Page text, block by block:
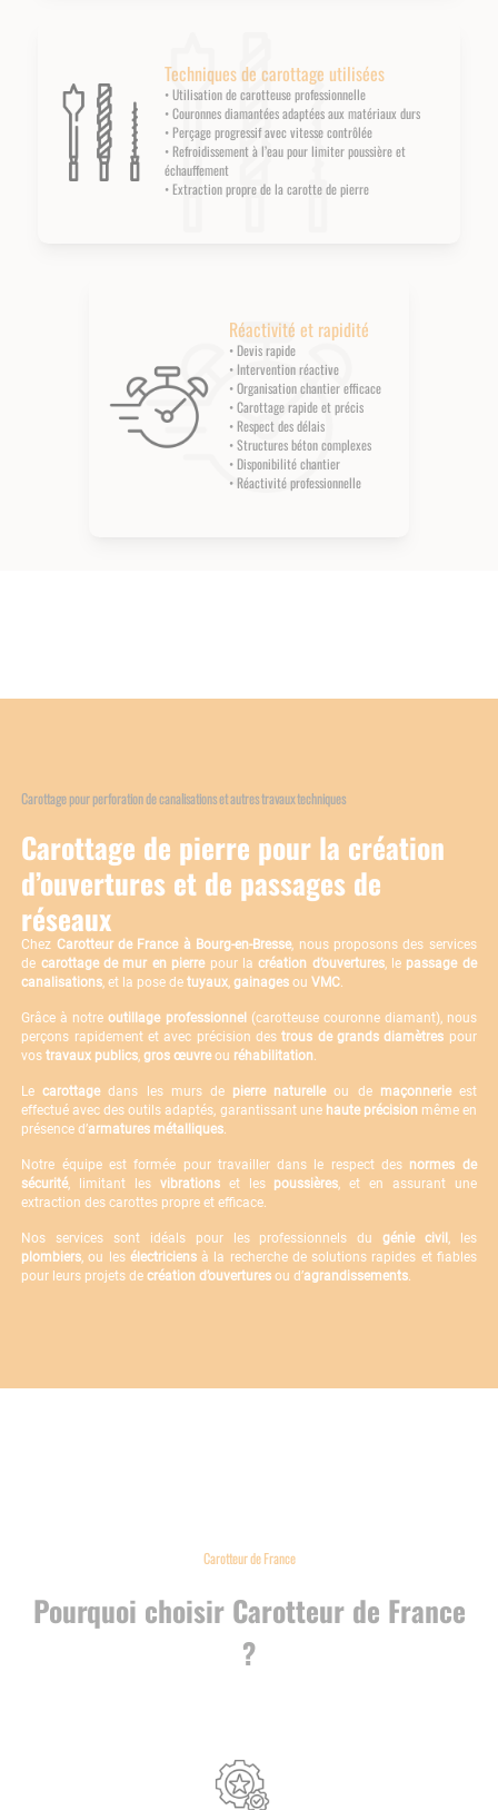
Techniques de carottage utilisées
• Utilisation de carotteuse professionnelle
• Couronnes diamantées adaptées aux matériaux durs
• Perçage progressif avec vitesse contrôlée
• Refroidissement à l’eau pour limiter poussière et
échauffement
• Extraction propre de la carotte de pierre
Réactivité et rapidité
• Devis rapide
• Intervention réactive
• Organisation chantier efficace
• Carottage rapide et précis
• Respect des délais
• Structures béton complexes
• Disponibilité chantier
• Réactivité professionnelle
Carottage pour perforation de canalisations et autres travaux techniques
Carottage de pierre pour la création
d’ouvertures et de passages de
réseaux
Chez Carotteur de France à Bourg-en-Bresse, nous proposons des services
de carottage de mur en pierrepour lacréation d’ouvertures, le passage de
canalisations, et la pose detuyaux,gainages ouVMC.
Grâce à notreoutillage professionnel(carotteuse couronne diamant), nous
perçons rapidement et avec précision destrous de grands diamètres pour
vostravaux publics,gros œuvreou réhabilitation.
Lecarottagedans les murs de pierre naturelleou de maçonnerieest
effectué avec des outils adaptés, garantissant une haute précisionmême en
présence d’armatures métalliques.
Notre équipe est formée pour travailler dans le respect des normes de
sécurité, limitant les vibrationset les poussières, et en assurant une
extraction des carottes propre et efficace.
Nos services sont idéals pour les professionnels dugénie civil, les
plombiers, ou les électriciensà la recherche de solutions rapides et fiables
pour leurs projets decréation d’ouvertures ou d’agrandissements.
Carotteur de France
Pourquoi choisir Carotteur de France
?